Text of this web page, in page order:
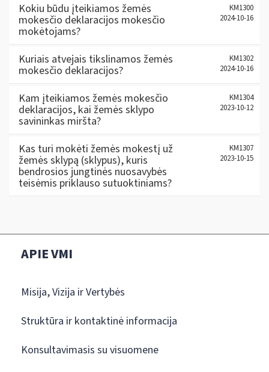
Kokiu būdu įteikiamos žemės
mokesčio deklaracijos mokesčio
mokėtojams?
KM1300
2024-10-16
Kuriais atvejais tikslinamos žemės
mokesčio deklaracijos?
KM1302
2024-10-16
Kam įteikiamos žemės mokesčio
deklaracijos, kai žemės sklypo
savininkas miršta?
KM1304
2023-10-12
Kas turi mokėti žemės mokestį už
žemės sklypą (sklypus), kuris
bendrosios jungtinės nuosavybės
teisėmis priklauso sutuoktiniams?
KM1307
2023-10-15
APIE VMI
Misija, Vizija ir Vertybės
Struktūra ir kontaktinė informacija
Konsultavimasis su visuomene